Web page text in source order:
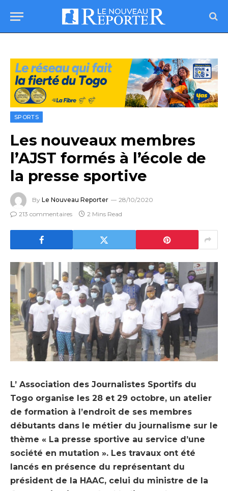
SPORTS
Les nouveaux membres
l’AJST formés à l’école de
la presse sportive
By Le Nouveau Reporter
28/10/2020
213 commentaires
2 Mins Read
L’ Association des Journalistes Sportifs du
Togo organise les 28 et 29 octobre, un atelier
de formation à l’endroit de ses membres
débutants dans le métier du journalisme sur le
thème « La presse sportive au service d’une
société en mutation ». Les travaux ont été
lancés en présence du représentant du
président de la HAAC, celui du ministre de la